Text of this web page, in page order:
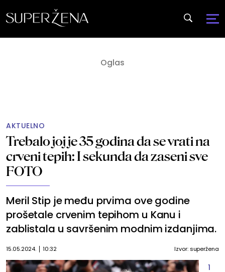
AKTUELNO
Trebalo joj je 35 godina da se vrati na
crveni tepih: I sekunda da zaseni sve
FOTO
Meril Stip je među prvima ove godine
prošetale crvenim tepihom u Kanu i
zablistala u savršenim modnim izdanjima.
15.05.2024. 10:32 Izvor: superžena
1